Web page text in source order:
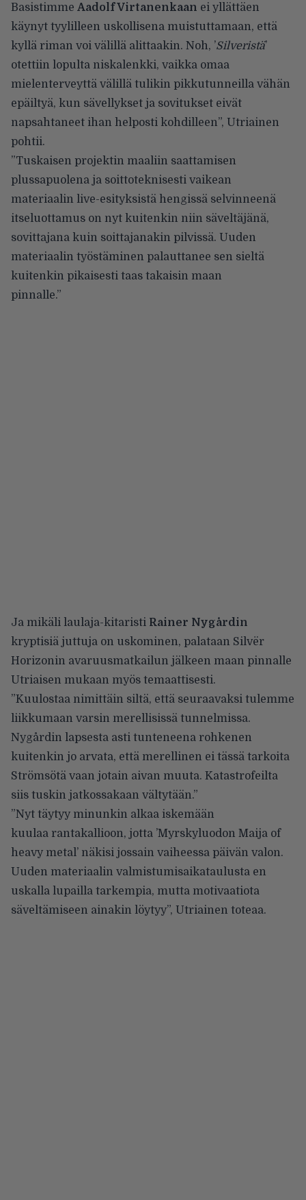
Basistimme Aadolf Virtanenkaan ei yllättäen
käynyt tyylilleen uskollisena muistuttamaan, että
kyllä riman voi välillä alittaakin. Noh, ’Silveristä’
otettiin lopulta niskalenkki, vaikka omaa
mielenterveyttä välillä tulikin pikkutunneilla vähän
epäiltyä, kun sävellykset ja sovitukset eivät
napsahtaneet ihan helposti kohdilleen”, Utriainen
pohtii.
”Tuskaisen projektin maaliin saattamisen
plussapuolena ja soittoteknisesti vaikean
materiaalin live-esityksistä hengissä selvinneenä
itseluottamus on nyt kuitenkin niin säveltäjänä,
sovittajana kuin soittajanakin pilvissä. Uuden
materiaalin työstäminen palauttanee sen sieltä
kuitenkin pikaisesti taas takaisin maan
pinnalle.”
Ja mikäli laulaja-kitaristi Rainer Nygårdin
kryptisiä juttuja on uskominen, palataan Silvër
Horizonin avaruusmatkailun jälkeen maan pinnalle
Utriaisen mukaan myös temaattisesti.
”Kuulostaa nimittäin siltä, että seuraavaksi tulemme
liikkumaan varsin merellisissä tunnelmissa.
Nygårdin lapsesta asti tunteneena rohkenen
kuitenkin jo arvata, että merellinen ei tässä tarkoita
Strömsötä vaan jotain aivan muuta. Katastrofeilta
siis tuskin jatkossakaan vältytään.”
”Nyt täytyy minunkin alkaa iskemään
kuulaa rantakallioon, jotta ’Myrskyluodon Maija of
heavy metal’ näkisi jossain vaiheessa päivän valon.
Uuden materiaalin valmistumisaikataulusta en
uskalla lupailla tarkempia, mutta motivaatiota
säveltämiseen ainakin löytyy”, Utriainen toteaa.